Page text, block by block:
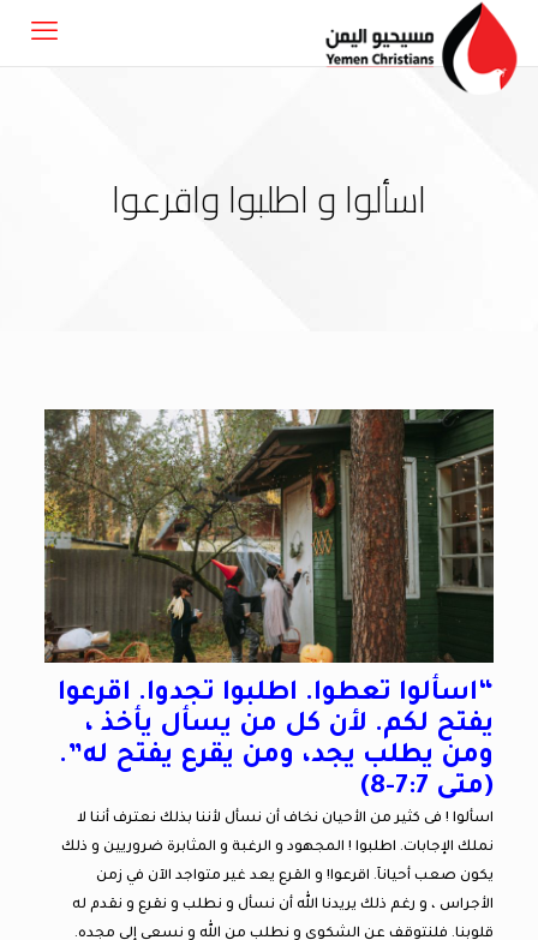
اسألوا و اطلبوا واقرعوا
“اسألوا تعطوا. اطلبوا تجدوا. اقرعوا
يفتح لكم. لأن كل من يسأل يأخذ ،
ومن يطلب يجد، ومن يقرع يفتح له”.
(متى 7:7-8)
اسألوا ! فى كثير من الأحيان نخاف أن نسأل لأننا بذلك نعترف أننا لا
نملك الإجابات. اطلبوا ! المجهود و الرغبة و المثابرة ضروريين و ذلك
يكون صعب أحيانآ. اقرعوا! و القرع يعد غير متواجد الآن في زمن
الأجراس ، و رغم ذلك يريدنا الله أن نسأل و نطلب و نقرع و نقدم له
قلوبنا. فلنتوقف عن الشكوى و نطلب من الله و نسعى إلى مجده.